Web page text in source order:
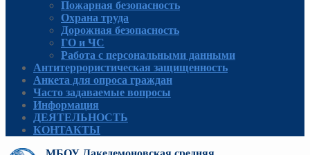
Пожарная безопасность
Охрана труда
Дорожная безопасность
ГО и ЧС
Работа с персональными данными
Антитеррористическая защищенность
Анкета для опроса граждан
Часто задаваемые вопросы
Информация
ДЕЯТЕЛЬНОСТЬ
КОНТАКТЫ